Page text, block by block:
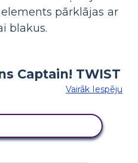
pārklājas ar
blakus.
Vairāk Iespēju